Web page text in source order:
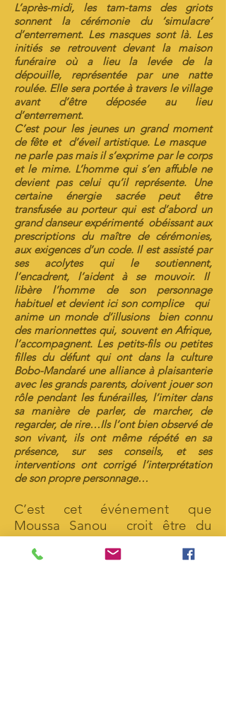
L’après-midi, les tam-tams des griots
sonnent la cérémonie du ‘simulacre’
d’enterrement. Les masques sont là. Les
initiés se retrouvent devant la maison
funéraire où a lieu la levée de la
dépouille, représentée par une natte
roulée. Elle sera portée à travers le village
avant d’être déposée au lieu
d’enterrement.
C’est pour les jeunes un grand moment
de fête et d’éveil artistique. Le masque
ne parle pas mais il s’exprime par le corps
et le mime. L’homme qui s’en affuble ne
devient pas celui qu’il représente. Une
certaine énergie sacrée peut être
transfusée au porteur qui est d’abord un
grand danseur expérimenté obéissant aux
prescriptions du maître de cérémonies,
aux exigences d’un code. Il est assisté par
ses acolytes qui le soutiennent,
l’encadrent, l’aident à se mouvoir. Il
libère l’homme de son personnage
habituel et devient ici son complice qui
anime un monde d’illusions bien connu
des marionnettes qui, souvent en Afrique,
l’accompagnent. Les petits-fils ou petites
filles du défunt qui ont dans la culture
Bobo-Mandaré une alliance à plaisanterie
avec les grands parents, doivent jouer son
rôle pendant les funérailles, l’imiter dans
sa manière de parler, de marcher, de
regarder, de rire…Ils l’ont bien observé de
son vivant, ils ont même répété en sa
présence, sur ses conseils, et ses
interventions ont corrigé l’interprétation
de son propre personnage…
C’est cet événement que
Moussa Sanou croit être du
théâtre ou alors similaire au
Théâtre… auquel il a toujours